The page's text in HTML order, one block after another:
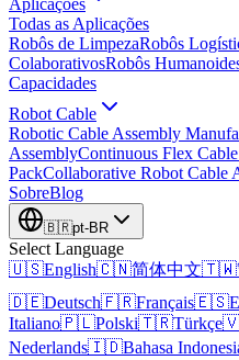
Aplicações
Todas as Aplicações
Robôs de LimpezaRobôs
ColaborativosRobôs
Capacidades
Robot Cable
Robotic Cable Assembly
AssemblyContinuous Flex
PackCollaborative Robot Cable
SobreBlog
🇧🇷pt-BR
Select Language
🇺🇸English🇨🇳简体中文🇹🇼
🇩🇪Deutsch🇫🇷Français🇪🇸
Italiano🇵🇱Polski🇹🇷Türkçe
Nederlands🇮🇩Bahasa